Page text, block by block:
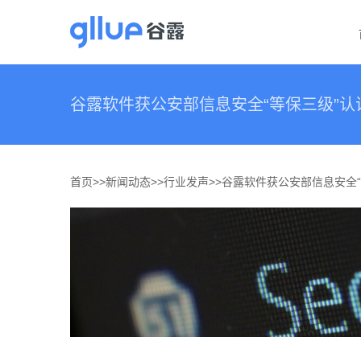
容
谷露软件获公安部信息安全“等保三级”
首页>>新闻动态>>行业发声>>谷露软件获公安部信息安全